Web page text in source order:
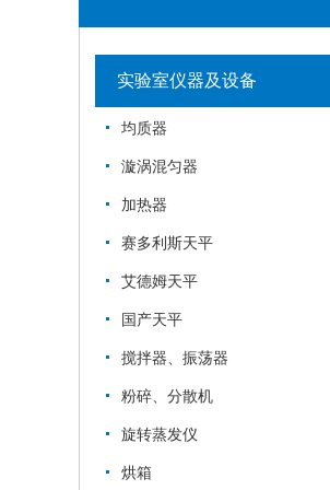
实验室仪器及设备
均质器
漩涡混匀器
加热器
赛多利斯天平
艾德姆天平
国产天平
搅拌器、振荡器
粉碎、分散机
旋转蒸发仪
烘箱